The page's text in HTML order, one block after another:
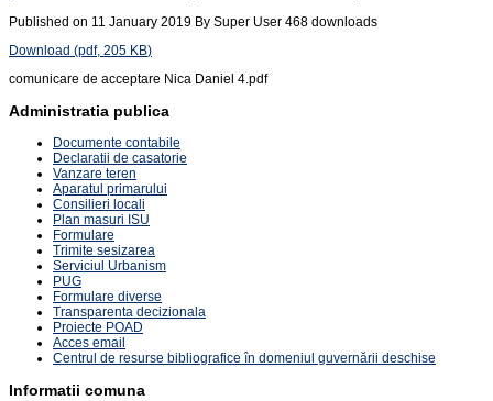
Published on 11 January 2019 By Super User 468 downloads
Download (pdf, 205 KB)
comunicare de acceptare Nica Daniel 4.pdf
Administratia publica
Documente contabile
Declaratii de casatorie
Vanzare teren
Aparatul primarului
Consilieri locali
Plan masuri ISU
Formulare
Trimite sesizarea
Serviciul Urbanism
PUG
Formulare diverse
Transparenta decizionala
Proiecte POAD
Acces email
Centrul de resurse bibliografice în domeniul guvernării deschise
Informatii comuna